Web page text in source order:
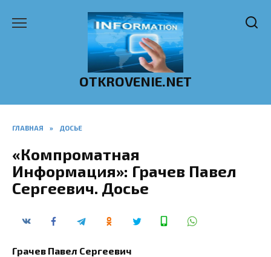
OTKROVENIE.NET
ГЛАВНАЯ » ДОСЬЕ
«Компроматная
Информация»: Грачев Павел
Сергеевич. Досье
Грачев Павел Сергеевич